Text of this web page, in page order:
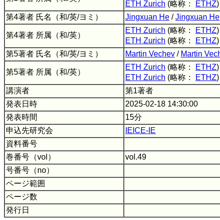
ETH Zurich (略称： ETHZ)
第4著者 氏名（和/英/ヨミ）
Jingxuan He /Jingxuan He
第4著者 所属（和/英）
ETH Zurich (略称： ETHZ)
ETH Zurich (略称： ETHZ)
第5著者 氏名（和/英/ヨミ）
Martin Vechev / Martin
第5著者 所属（和/英）
ETH Zurich (略称： ETHZ)
ETH Zurich (略称： ETHZ)
講演者
第1著者
発表日時
2025-02-18 14:30:00
発表時間
15分
申込先研究会
IEICE-IE
資料番号
巻番号（vol）
vol.49
号番号（no）
ページ範囲
ページ数
発行日